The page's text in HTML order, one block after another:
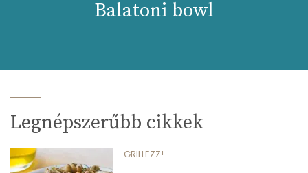
Balatoni bowl
Legnépszerűbb cikkek
GRILLEZZ!